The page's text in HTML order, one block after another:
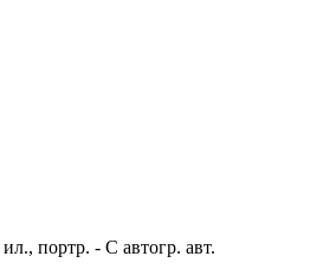
портр. - С автогр. авт.